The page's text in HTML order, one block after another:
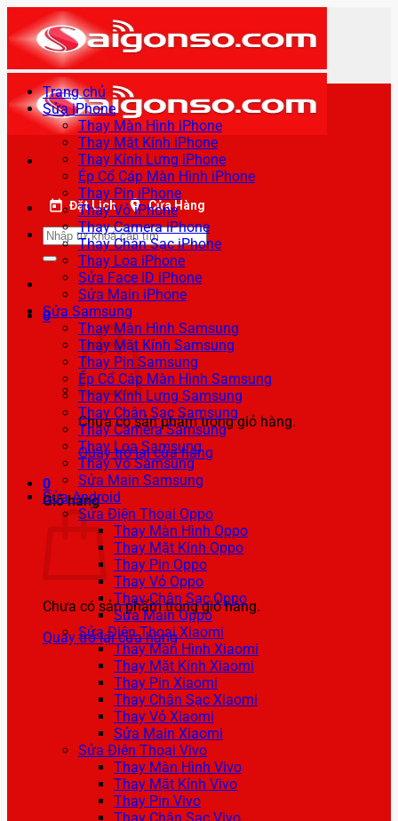
qua
nội
dung
Đặt Lịch Cửa Hàng
Tìm
kiếm:
0
Chưa có sản phẩm trong giỏ hàng.
Quay trở lại cửa hàng
0
Giỏ hàng
Chưa có sản phẩm trong giỏ hàng.
Quay trở lại cửa hàng
Trang chủ
Sửa iPhone
Thay Màn Hình iPhone
Thay Mặt Kính iPhone
Thay Kính Lưng iPhone
Ép Cổ Cáp Màn Hình iPhone
Thay Pin iPhone
Thay Vỏ iPhone
Thay Camera iPhone
Thay Chân Sạc iPhone
Thay Loa iPhone
Sửa Face ID iPhone
Sửa Main iPhone
Sửa Samsung
Thay Màn Hình Samsung
Thay Mặt Kính Samsung
Thay Pin Samsung
Ép Cổ Cáp Màn Hình Samsung
Thay Kính Lưng Samsung
Thay Chân Sạc Samsung
Thay Camera Samsung
Thay Loa Samsung
Thay Vỏ Samsung
Sửa Main Samsung
Sửa Android
Sửa Điện Thoại Oppo
Thay Màn Hình Oppo
Thay Mặt Kính Oppo
Thay Pin Oppo
Thay Vỏ Oppo
Thay Chân Sạc Oppo
Sửa Main Oppo
Sửa Điện Thoại Xiaomi
Thay Màn Hình Xiaomi
Thay Mặt Kính Xiaomi
Thay Pin Xiaomi
Thay Chân Sạc Xiaomi
Thay Vỏ Xiaomi
Sửa Main Xiaomi
Sửa Điện Thoại Vivo
Thay Màn Hình Vivo
Thay Mặt Kính Vivo
Thay Pin Vivo